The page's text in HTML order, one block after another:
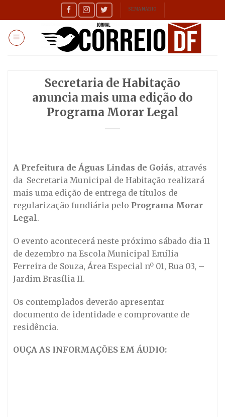
to
content
SEMANÁRIO
Secretaria de Habitação
anuncia mais uma edição do
Programa Morar Legal
A Prefeitura de Águas Lindas de Goiás, através
da Secretaria Municipal de Habitação realizará
mais uma edição de entrega de títulos de
regularização fundiária pelo Programa Morar
Legal.
O evento acontecerá neste próximo sábado dia 11
de dezembro na Escola Municipal Emília
Ferreira de Souza, Área Especial nº 01, Rua 03, –
Jardim Brasília II.
Os contemplados deverão apresentar
documento de identidade e comprovante de
residência.
OUÇA AS INFORMAÇÕES EM ÁUDIO: